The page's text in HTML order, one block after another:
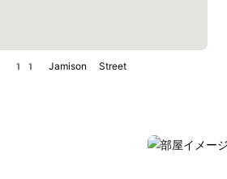
11 Jamison Street